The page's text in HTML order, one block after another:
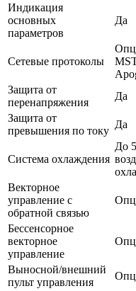
Индикация
основных
параметров
Да
Сетевые протоколы
Защита от
перенапряжения
Да
Защита от
превышения по току
Да
Система охлаждения
До
Векторное
управление с
обратной связью
Бессенсорное
векторное
управление
Выносной/внешний
пульт управления